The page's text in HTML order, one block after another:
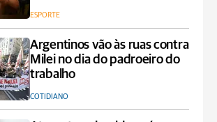
ESPORTE
Argentinos vão às ruas contra
Milei no dia do padroeiro do
trabalho
COTIDIANO